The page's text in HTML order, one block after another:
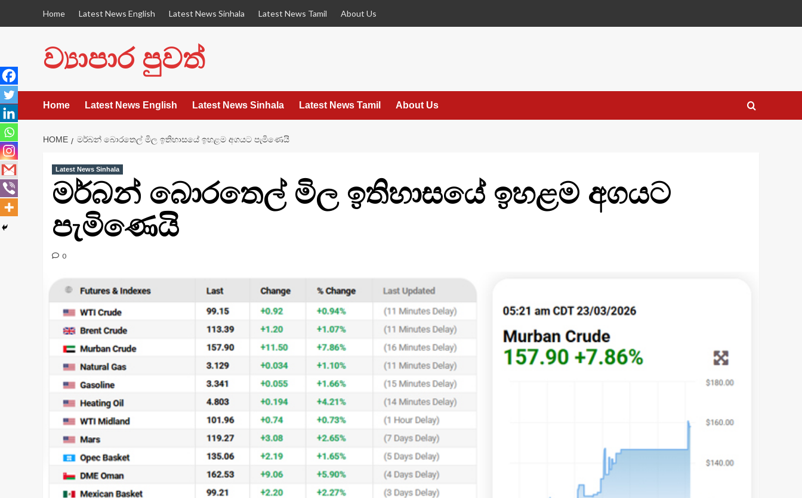
Home Latest News English Latest News Sinhala Latest News Tamil About Us
ව්‍යාපාර පුවත්
Home Latest News English Latest News Sinhala Latest News Tamil About Us
HOME මර්බන් බොරතෙල් මිල ඉතිහාසයේ ඉහළම අගයට පැමිණෙයි
Latest News Sinhala
මර්බන් බොරතෙල් මිල ඉතිහාසයේ ඉහළම අගයට
පැමිණෙයි
0